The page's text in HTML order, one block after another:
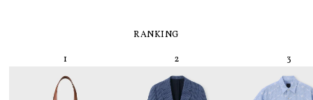
RANKING